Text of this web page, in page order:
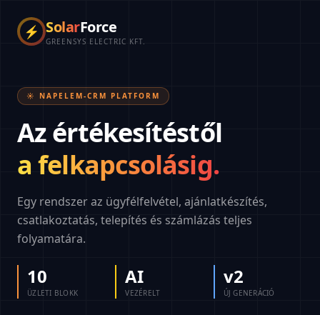
⚡ SolarForce
GREENSYS ELECTRIC KFT.
☀️ NAPELEM-CRM PLATFORM
Az értékesítéstől
a felkapcsolásig.
Egy rendszer az ügyfélfelvétel, ajánlatkészítés,
csatlakoztatás, telepítés és számlázás teljes
folyamatára.
10
ÜZLETI BLOKK
AI
VEZÉRELT
v2
ÚJ GENERÁCIÓ